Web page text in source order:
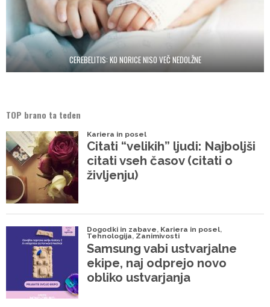
CEREBELITIS: KO NORICE NISO VEČ NEDOLŽNE
TOP brano ta teden